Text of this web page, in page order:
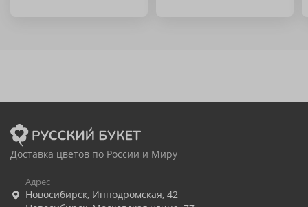
Доставка цветов по России и Миру
Адрес
Новосибирск, Ипподромская, 42